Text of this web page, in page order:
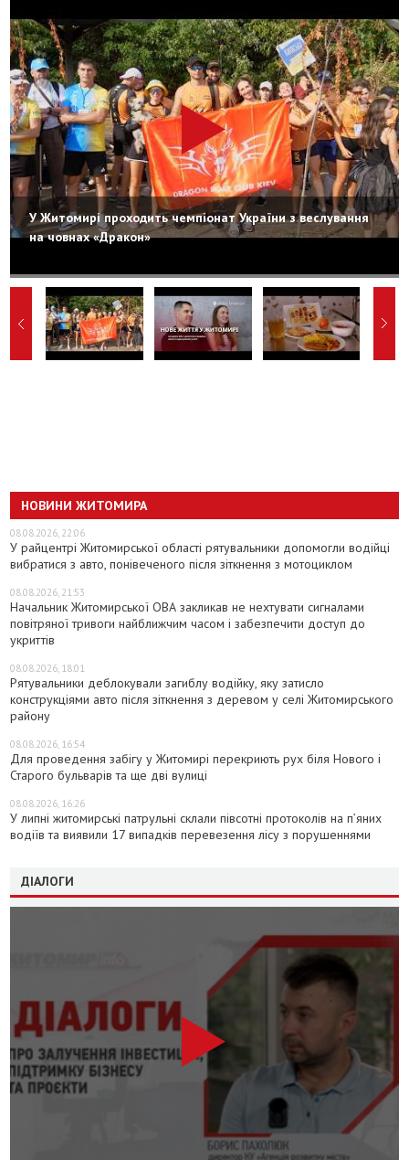
У Житомирі проходить чемпіонат України з веслування
на човнах «Дракон»
НОВИНИ ЖИТОМИРА
08.08.2026, 22:06
У райцентрі Житомирської області рятувальники допомогли водійці
вибратися з авто, понівеченого після зіткнення з мотоциклом
08.08.2026, 21:53
Начальник Житомирської ОВА закликав не нехтувати сигналами
повітряної тривоги найближчим часом і забезпечити доступ до
укриттів
08.08.2026, 18:01
Рятувальники деблокували загиблу водійку, яку затисло
конструкціями авто після зіткнення з деревом у селі Житомирського
району
08.08.2026, 16:54
Для проведення забігу у Житомирі перекриють рух біля Нового і
Старого бульварів та ще дві вулиці
08.08.2026, 16:26
У липні житомирські патрульні склали півсотні протоколів на пʼяних
водіїв та виявили 17 випадків перевезення лісу з порушеннями
ДІАЛОГИ